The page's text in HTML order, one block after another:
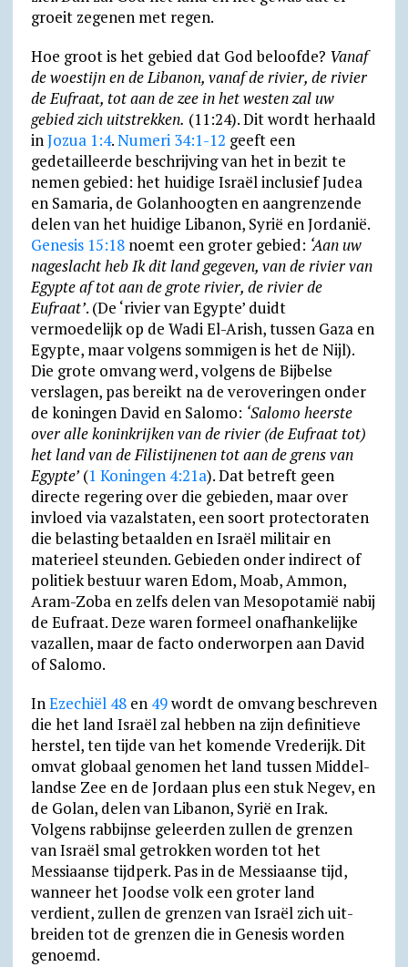
groeit zegenen met regen.
Hoe groot is het gebied dat God beloofde? Vanaf
de woestijn en de Libanon, vanaf de rivier, de rivier
de Eufraat, tot aan de zee in het westen zal uw
gebied zich uitstrekken. (11:24). Dit wordt herhaald
inJozua 1:4.Numeri 34:1-12 geeft een
gedetailleerde beschrijving van het in bezit te
nemen gebied: het huidige Israël inclusief Judea
en Samaria, de Golanhoogten en aan­gren­zende
delen van het huidige Libanon, Syrië en Jordanië.
Genesis 15:18noemt een groter gebied: ‘Aan uw
nageslacht heb Ik dit land gegeven, van de rivier van
Egypte af tot aan de grote rivier, de rivier de
Eufraat’. (De ‘rivier van Egypte’ duidt
vermoedelijk op de Wadi El-Arish, tussen Gaza en
Egypte, maar volgens sommigen is het de Nijl).
Die grote omvang werd, volgens de Bijbelse
verslagen, pas bereikt na de veroveringen onder
de koningen David en Salomo: ‘Salomo heerste
over alle koninkrijken van de rivier (de Eufraat tot)
het land van de Filistijnenen tot aan de grens van
Egypte’(1 Koningen 4:21a). Dat betreft geen
directe regering over die gebieden, maar over
invloed via vazalstaten, een soort protec­to­ra­ten
die belasting betaalden en Israël militair en
materieel steunden. Gebieden onder indirect of
politiek bestuur waren Edom, Moab, Ammon,
Aram-Zoba en zelfs delen van Mesopotamië nabij
de Eufraat. Deze waren formeel onafhankelijke
vazallen, maar de facto onderworpen aan David
of Salomo.
InEzechiël 48en 49wordt de omvang beschreven
die het land Israël zal hebben na zijn definitieve
herstel, ten tijde van het komende Vrederijk. Dit
omvat globaal genomen het land tussen Middel­
landse Zee en de Jordaan plus een stuk Negev, en
de Golan, delen van Libanon, Syrië en Irak.
Volgens rabbijnse geleerden zullen de grenzen
van Israël smal getrokken worden tot het
Messiaanse tijdperk. Pas in de Messiaanse tijd,
wanneer het Joodse volk een groter land
verdient, zullen de grenzen van Israël zich uit­
brei­den tot de grenzen die in Genesis worden
genoemd.